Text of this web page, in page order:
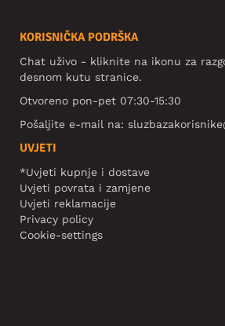
KORISNIČKA PODRŠKA
Chat uživo - kliknite na ikonu za
desnom kutu stranice.
Otvoreno pon-pet 07:30-15:30
Pošaljite e-mail na:
UVJETI
*Uvjeti kupnje i dostave
Uvjeti povrata i zamjene
Uvjeti reklamacije
Privacy policy
Cookie-settings